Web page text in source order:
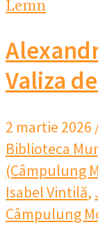
Valiza
2 martie 2026
Biblioteca
(Câmpulung
Isabel Vintilă,
Câmpulung